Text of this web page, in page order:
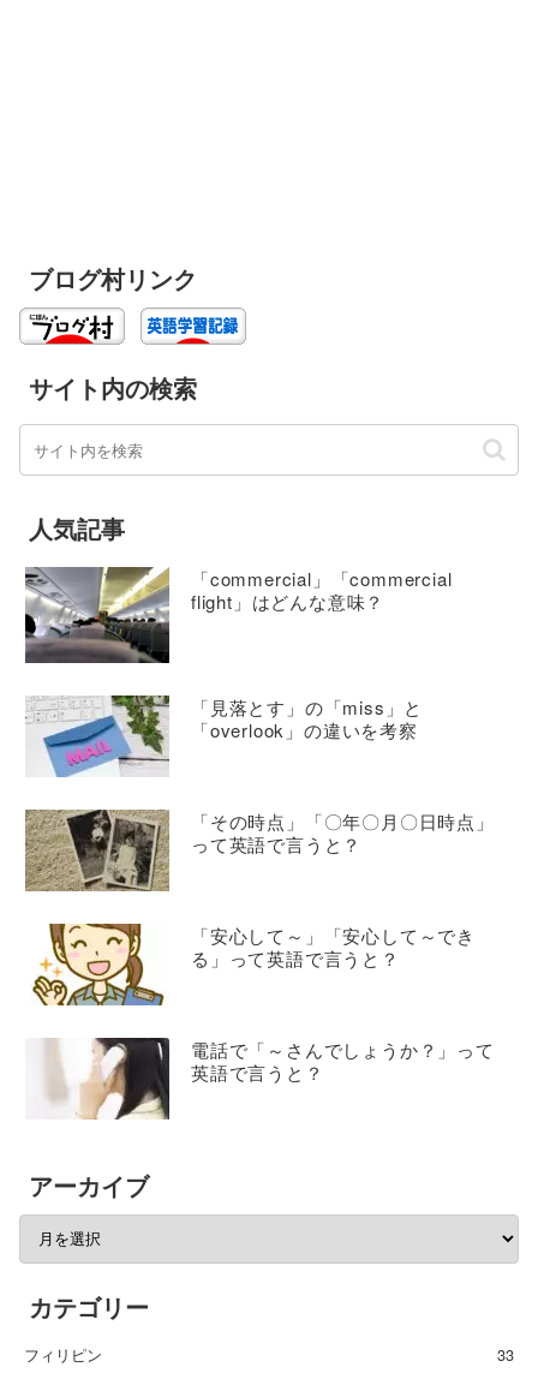
ブログ村リンク
サイト内の検索
人気記事
「commercial」「commercial
flight」はどんな意味？
「見落とす」の「miss」と
「overlook」の違いを考察
「その時点」「〇年〇月〇日時点」
って英語で言うと？
「安心して～」「安心して～でき
る」って英語で言うと？
電話で「～さんでしょうか？」って
英語で言うと？
アーカイブ
カテゴリー
フィリピン
33